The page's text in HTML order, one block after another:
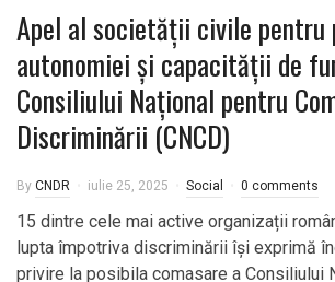
Apel al societății civile pentru
autonomiei și capacității de
Consiliului Național pentru
Discriminării (CNCD)
By CNDR iulie 25, 2025 Social 0 comments
15 dintre cele mai active organizații
lupta împotriva discriminării își exprimă
privire la posibila comasare a Consiliului